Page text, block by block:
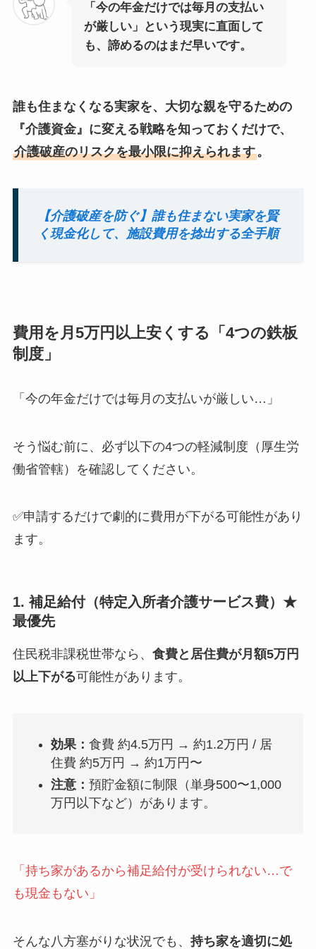
「今の年金だけでは毎月の支払い
が厳しい」という現実に直面して
も、諦めるのはまだ早いです。
誰も住まなくなる実家を、大切な親を守るための
『介護資金』に変える戦略を知っておくだけで、
介護破産のリスクを最小限に抑えられます。
【介護破産を防ぐ】誰も住まない実家を賢
く現金化して、施設費用を捻出する全手順
費用を月5万円以上安くする「4つの鉄板
制度」
「今の年金だけでは毎月の支払いが厳しい…」
そう悩む前に、必ず以下の4つの軽減制度（厚生労
働省管轄）を確認してください。
✅申請するだけで劇的に費用が下がる可能性があり
ます。
1. 補足給付（特定入所者介護サービス費）★
最優先
住民税非課税世帯なら、 食費と居住費が月額5万円
以上下がる可能性があります。
効果： 食費 約4.5万円 → 約1.2万円 / 居
住費 約5万円 → 約1万円〜
注意： 預貯金額に制限（単身500〜1,000
万円以下など）があります。
「持ち家があるから補足給付が受けられない…で
も現金もない」
そんな八方塞がりな状況でも、 持ち家を適切に処